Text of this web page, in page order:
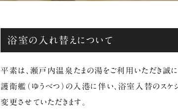
浴室の入れ替えについて
平素は、瀬戸内温泉たまの湯をご利用いただき誠にあ
護衛艦（ゆうべつ）の入港に伴い、浴室入替のスケ
変更させていただきます。